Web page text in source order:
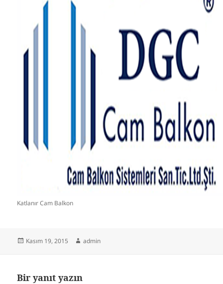
Katlanır Cam Balkon
Yayın
Kasım 19, 2015 Yazar
admin
Bir yanıt yazın